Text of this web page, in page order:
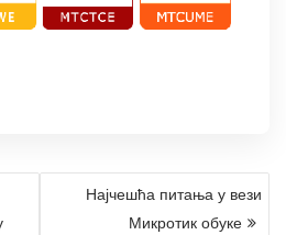
Најчешћа питања у вези
Микротик обуке